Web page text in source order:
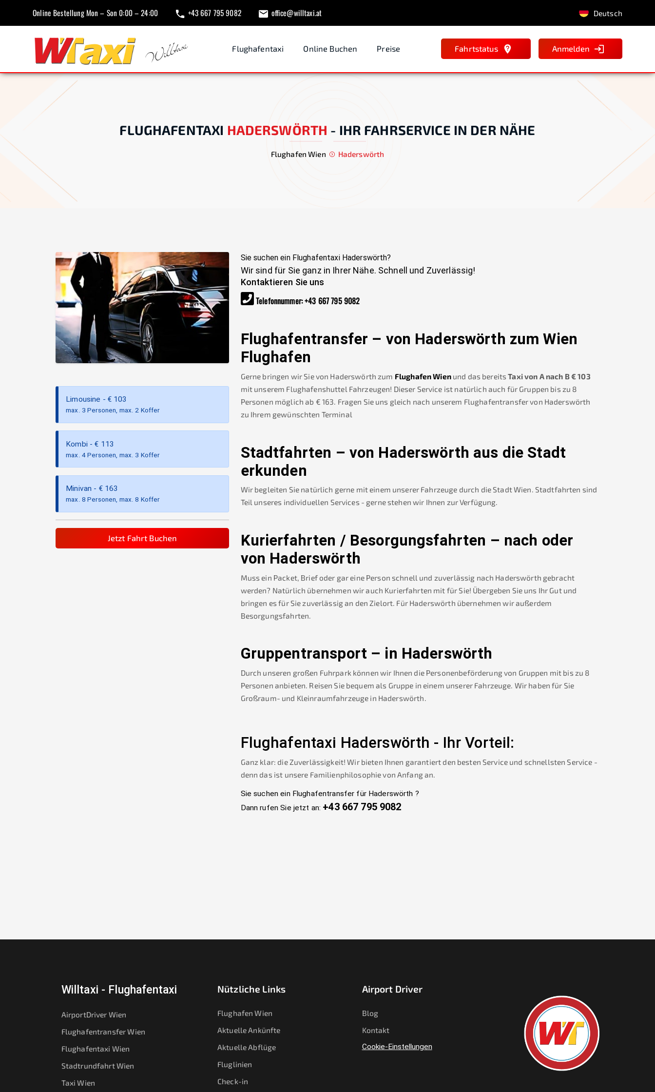
Online Bestellung Mon – Son 0:00 – 24:00 +43 667 795 9082 office@willtaxi.at Deutsch
Flughafentaxi Online Buchen Preise Fahrtstatus Anmelden
FLUGHAFENTAXI HADERSWÖRTH - IHR FAHRSERVICE IN DER NÄHE
Flughafen Wien Haderswörth
Limousine - € 103
max. 3 Personen, max. 2 Koffer
Kombi - € 113
max. 4 Personen, max. 3 Koffer
Minivan - € 163
max. 8 Personen, max. 8 Koffer
Jetzt Fahrt Buchen
Sie suchen ein Flughafentaxi Haderswörth?
Wir sind für Sie ganz in Ihrer Nähe. Schnell und Zuverlässig!
Kontaktieren Sie uns
Telefonnummer:+43 667 795 9082
Flughafentransfer – von Haderswörth zum Wien
Flughafen
Gerne bringen wir Sie von Haderswörth zum Flughafen Wien und das bereits Taxi von A nach B€103
mit unserem Flughafenshuttel Fahrzeugen! Dieser Service ist natürlich auch für Gruppen bis zu 8
Personen möglich ab € 163. Fragen Sie uns gleich nach unserem Flughafentransfer von Haderswörth
zu Ihrem gewünschten Terminal
Stadtfahrten – von Haderswörth aus die Stadt
erkunden
Wir begleiten Sie natürlich gerne mit einem unserer Fahrzeuge durch die Stadt Wien. Stadtfahrten sind
Teil unseres individuellen Services - gerne stehen wir Ihnen zur Verfügung.
Kurierfahrten / Besorgungsfahrten – nach oder
von Haderswörth
Muss ein Packet, Brief oder gar eine Person schnell und zuverlässig nach Haderswörth gebracht
werden? Natürlich übernehmen wir auch Kurierfahrten mit für Sie! Übergeben Sie uns Ihr Gut und
bringen es für Sie zuverlässig an den Zielort. Für Haderswörth übernehmen wir außerdem
Besorgungsfahrten.
Gruppentransport – in Haderswörth
Durch unseren großen Fuhrpark können wir Ihnen die Personenbeförderung von Gruppen mit bis zu 8
Personen anbieten. Reisen Sie bequem als Gruppe in einem unserer Fahrzeuge. Wir haben für Sie
Großraum- und Kleinraumfahrzeuge in Haderswörth.
Flughafentaxi Haderswörth - Ihr Vorteil:
Ganz klar: die Zuverlässigkeit! Wir bieten Ihnen garantiert den besten Service und schnellsten Service -
denn das ist unsere Familienphilosophie von Anfang an.
Sie suchen ein Flughafentransfer für Haderswörth ?
Dann rufen Sie jetzt an: +43 667 795 9082
Willtaxi - Flughafentaxi
AirportDriver Wien
Flughafentransfer Wien
Flughafentaxi Wien
Stadtrundfahrt Wien
Taxi Wien
Nützliche Links
Flughafen Wien
Aktuelle Ankünfte
Aktuelle Abflüge
Fluglinien
Check-in
Airport Driver
Blog
Kontakt
Cookie-Einstellungen